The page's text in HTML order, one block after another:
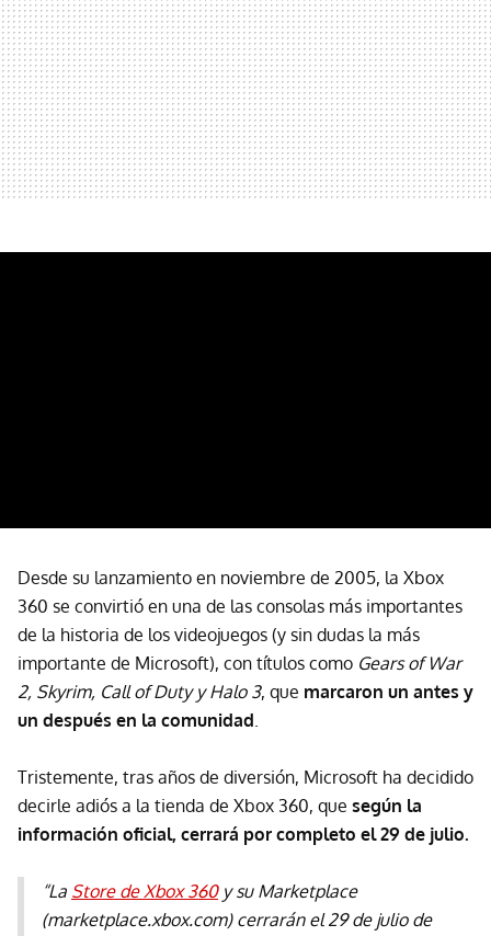
Desde su lanzamiento en noviembre de 2005, la Xbox
360 se convirtió en una de las consolas más importantes
de la historia de los videojuegos (y sin dudas la más
importante de Microsoft), con títulos como Gears of War
2, Skyrim, Call of Duty y Halo 3, que marcaron un antes y
un después en la comunidad.
Tristemente, tras años de diversión, Microsoft ha decidido
decirle adiós a la tienda de Xbox 360, que según la
información oficial, cerrará por completo el 29 de julio.
“La Store de Xbox 360y su Marketplace
(marketplace.xbox.com) cerrarán el 29 de julio de